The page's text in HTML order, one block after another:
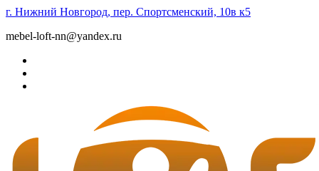
г. Нижний Новгород, пер. Спортсменский, 10в к5
mebel-loft-nn@yandex.ru